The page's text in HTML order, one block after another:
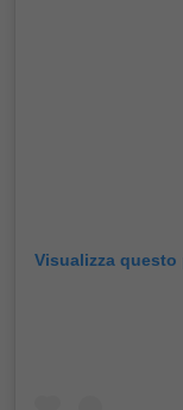
Visualizza